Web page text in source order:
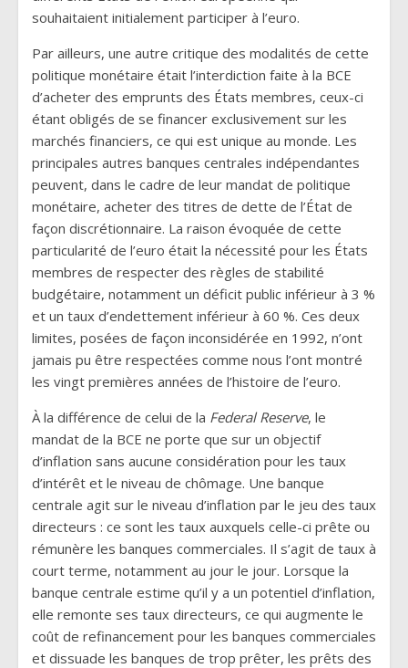
souhaitaient initialement participer à l’euro.
Par ailleurs, une autre critique des modalités de cette
politique monétaire était l’interdiction faite à la BCE
d’acheter des emprunts des États membres, ceux-ci
étant obligés de se financer exclusivement sur les
marchés financiers, ce qui est unique au monde. Les
principales autres banques centrales indépendantes
peuvent, dans le cadre de leur mandat de politique
monétaire, acheter des titres de dette de l’État de
façon discrétionnaire. La raison évoquée de cette
particularité de l’euro était la nécessité pour les États
membres de respecter des règles de stabilité
budgétaire, notamment un déficit public inférieur à 3 %
et un taux d’endettement inférieur à 60 %. Ces deux
limites, posées de façon inconsidérée en 1992, n’ont
jamais pu être respectées comme nous l’ont montré
les vingt premières années de l’histoire de l’euro.
À la différence de celui de la Federal Reserve, le
mandat de la BCE ne porte que sur un objectif
d’inflation sans aucune considération pour les taux
d’intérêt et le niveau de chômage. Une banque
centrale agit sur le niveau d’inflation par le jeu des taux
directeurs : ce sont les taux auxquels celle-ci prête ou
rémunère les banques commerciales. Il s’agit de taux à
court terme, notamment au jour le jour. Lorsque la
banque centrale estime qu’il y a un potentiel d’inflation,
elle remonte ses taux directeurs, ce qui augmente le
coût de refinancement pour les banques commerciales
et dissuade les banques de trop prêter, les prêts des